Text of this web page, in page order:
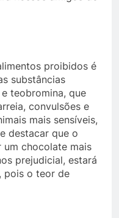
proibidos é
substâncias
teobromina, que
convulsões e
mais sensíveis,
destacar que o
chocolate mais
prejudicial, estará
pois o teor de